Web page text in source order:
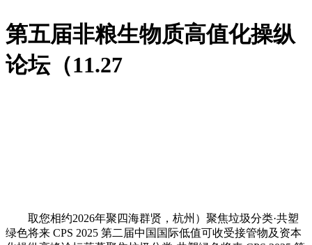
第五届非粮生物质高值化操纵
论坛（11.27
取您相约2026年聚四海群贤，杭州）聚焦垃圾分类·共塑
绿色将来 CPS 2025 第二届中国国际低值可收受接管物及资本